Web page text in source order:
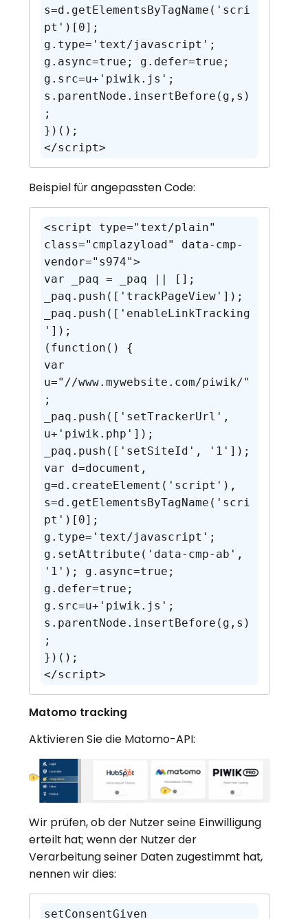
s=d.getElementsByTagName('scri
pt')[0];
g.type='text/javascript';
g.async=true; g.defer=true;
g.src=u+'piwik.js';
s.parentNode.insertBefore(g,s)
;
})();
</script>
Beispiel für angepassten Code:
<script type="text/plain"
class="cmplazyload" data-cmp-
vendor="s974">
var _paq = _paq || [];
_paq.push(['trackPageView']);
_paq.push(['enableLinkTracking
']);
(function() {
var
u="//www.mywebsite.com/piwik/"
;
_paq.push(['setTrackerUrl',
u+'piwik.php']);
_paq.push(['setSiteId', '1']);
var d=document,
g=d.createElement('script'),
s=d.getElementsByTagName('scri
pt')[0];
g.type='text/javascript';
g.setAttribute('data-cmp-ab',
'1'); g.async=true;
g.defer=true;
g.src=u+'piwik.js';
s.parentNode.insertBefore(g,s)
;
})();
</script>
Matomo tracking
Aktivieren Sie die Matomo-API:
Wir prüfen, ob der Nutzer seine Einwilligung
erteilt hat; wennder Nutzer der
Verarbeitung seiner Daten zugestimmt hat,
nennen wir dies:
setConsentGiven